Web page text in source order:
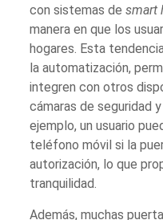
con sistemas desmart
manera en que los
hogares. Esta
la automatización,
integren con otros
cámaras de seguridad
ejemplo, un usuario
teléfono móvil si la
autorización, lo que
tranquilidad.
Además, muchas